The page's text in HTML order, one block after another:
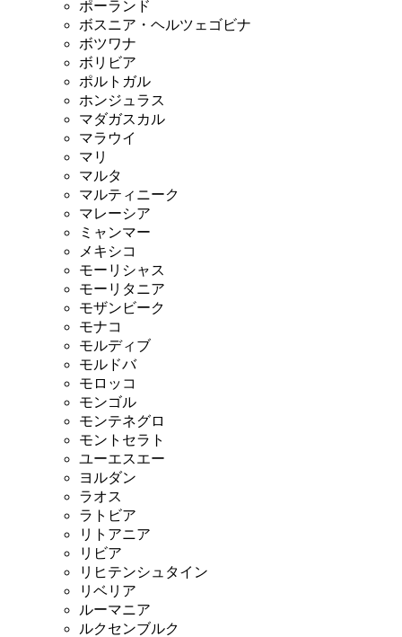
ポーランド
ボスニア・ヘルツェゴビナ
ボツワナ
ボリビア
ポルトガル
ホンジュラス
マダガスカル
マラウイ
マリ
マルタ
マルティニーク
マレーシア
ミャンマー
メキシコ
モーリシャス
モーリタニア
モザンビーク
モナコ
モルディブ
モルドバ
モロッコ
モンゴル
モンテネグロ
モントセラト
ユーエスエー
ヨルダン
ラオス
ラトビア
リトアニア
リビア
リヒテンシュタイン
リベリア
ルーマニア
ルクセンブルク